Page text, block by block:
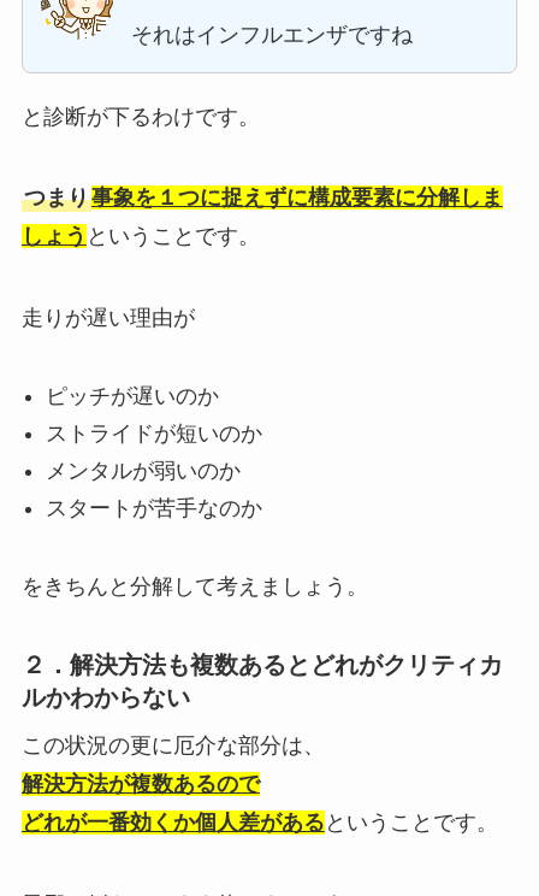
それはインフルエンザですね
と診断が下るわけです。
つまり事象を１つに捉えずに構成要素に分解しま
しょう ということです。
走りが遅い理由が
ピッチが遅いのか
ストライドが短いのか
メンタルが弱いのか
スタートが苦手なのか
をきちんと分解して考えましょう。
２．解決方法も複数あるとどれがクリティカ
ルかわからない
この状況の更に厄介な部分は、
解決方法が複数あるので
どれが一番効くか個人差がある ということです。